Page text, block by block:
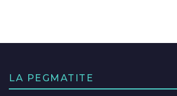
LA PEGMATITE